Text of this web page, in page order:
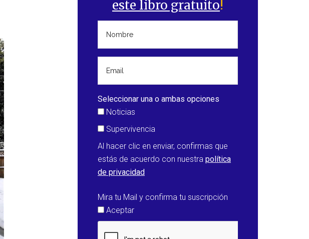
este libro gratuito!
Seleccionar una o ambas opciones
Noticias
Supervivencia
Al hacer clic en enviar, confirmas que
estás de acuerdo con nuestra política
de privacidad
Mira tu Mail y confirma tu suscripción
Aceptar